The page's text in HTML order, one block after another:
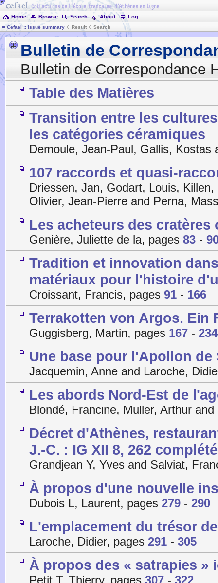
Home Browse Search About Log
Cefael :: Issue summary Result Search
Bulletin de
Bulletin de Correspondance
Table des Matières
Transition entre les
les catégories céramiques
Demoule, Jean-Paul, Gallis,
107 raccords et quasi-
Driessen, Jan, Godart, Louis,
Olivier, Jean-Pierre and Perna,
Les acheteurs des
Genière, Juliette de la, pages 83 -
Tradition et innovation
matériaux pour l'histoire
Croissant, Francis, pages 91 - 166
Terrakotten von Argos. Ein
Guggisberg, Martin, pages 167 - 234
Une base pour l'Apollon de
Jacquemin, Anne and Laroche,
Les abords Nord-Est de
Blondé, Francine, Muller, Arthur
Décret d'Athènes,
J.-C. : IG XII 8, 262 complété
Grandjean Y, Yves and Salviat,
À propos d'une nouvelle
Dubois L, Laurent, pages 279 - 290
L'emplacement du trésor
Laroche, Didier, pages 291 - 305
À propos des « satrapies »
Petit T, Thierry, pages 307 - 322